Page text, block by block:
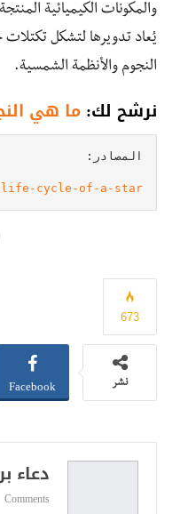
والمكونات الكيميائية
يُعاد تدويرها لتشكل
النجوم والأنظمة الشمسية.
نرشح لك: ما هي
life-cycle-of-a-star
673
نشر Facebook
دعاء
Comments